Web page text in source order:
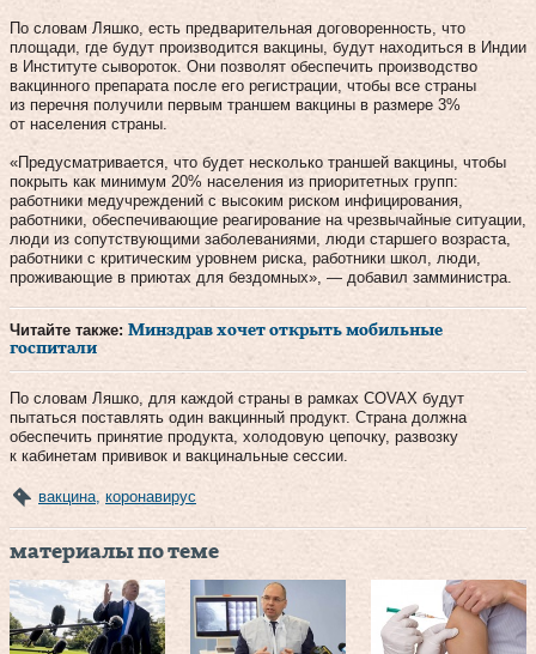
По словам Ляшко, есть предварительная договоренность, что
площади, где будут производится вакцины, будут находиться в Индии
в Институте сывороток. Они позволят обеспечить производство
вакцинного препарата после его регистрации, чтобы все страны
из перечня получили первым траншем вакцины в размере 3%
от населения страны.
«Предусматривается, что будет несколько траншей вакцины, чтобы
покрыть как минимум 20% населения из приоритетных групп:
работники медучреждений с высоким риском инфицирования,
работники, обеспечивающие реагирование на чрезвычайные ситуации,
люди из сопутствующими заболеваниями, люди старшего возраста,
работники с критическим уровнем риска, работники школ, люди,
проживающие в приютах для бездомных», — добавил замминистра.
Читайте также: Минздрав хочет открыть мобильные
госпитали
По словам Ляшко, для каждой страны в рамках COVAX будут
пытаться поставлять один вакцинный продукт. Страна должна
обеспечить принятие продукта, холодовую цепочку, развозку
к кабинетам прививок и вакцинальные сессии.
вакцина коронавирус
материалы по теме